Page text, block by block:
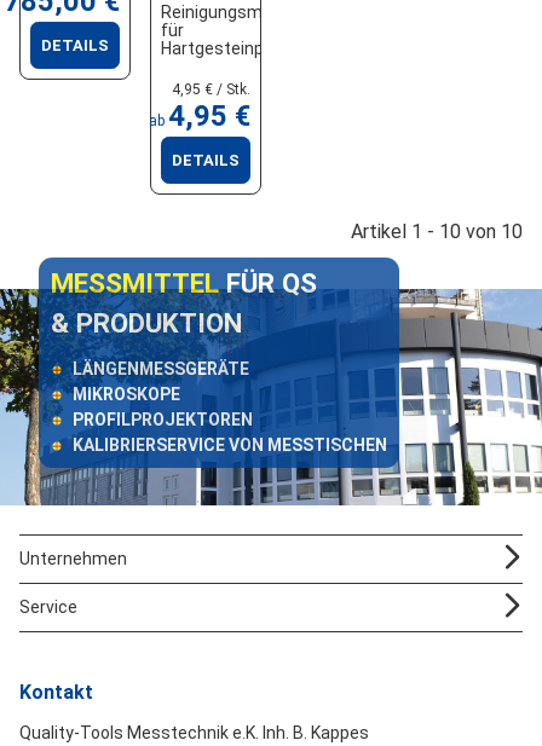
DETAILS
Reinigungsmittel
für
Hartgesteinprodukte
4,95 € / Stk.
ab 4,95 €
DETAILS
Artikel 1 - 10 von 10
MESSMITTELFÜR QS
& PRODUKTION
LÄNGENMESSGERÄTE
MIKROSKOPE
PROFILPROJEKTOREN
KALIBRIERSERVICE VON MESSTISCHEN
Kontakt
Quality-Tools Messtechnik e.K. Inh. B. Kappes
Unternehmen
Service